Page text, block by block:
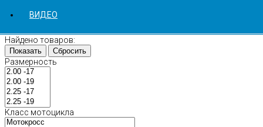
ВИДЕО
Найдено товаров:
Показать Сбросить
Размерность
Класс мотоцикла